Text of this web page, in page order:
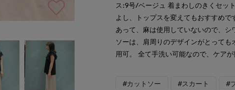
ス:9号/ベージュ 着まわしのきくセッ
よし、トップスを変えてもおすすめ
あって、麻は使用していないので、
ソーは、肩周りのデザインがとって
用可。 全て手洗い可能なので、ケアが
#カットソー #スカート #